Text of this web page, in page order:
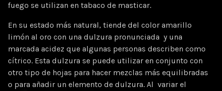
fuego se utilizan en tabaco de masticar.
En su estado más natural, tiende del color amarillo
limón al oro con una dulzura pronunciada y una
marcada acidez que algunas personas describen como
cítrico. Esta dulzura se puede utilizar en conjunto con
otro tipo de hojas para hacer mezclas más equilibradas
o para añadir un elemento de dulzura. Al variar el